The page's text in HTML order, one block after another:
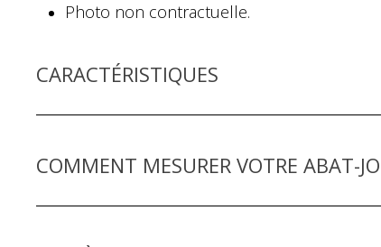
Photo non contractuelle.
CARACTÉRISTIQUES
COMMENT MESURER VOTRE ABAT-